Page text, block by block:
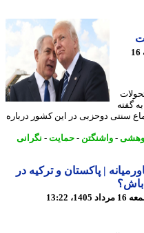
دوحزبی در این کشور درباره
-واشنگتن-حمایت-نگرانی
| پاکستان و ترکیه در